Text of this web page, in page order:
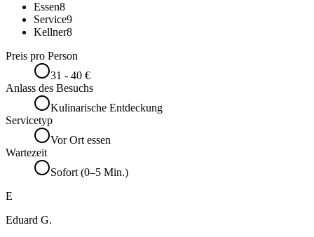
Essen8
Service9
Kellner8
Preis pro Person
31 - 40 €
Anlass des Besuchs
Kulinarische Entdeckung
Servicetyp
Vor Ort essen
Wartezeit
Sofort (0–5 Min.)
E
Eduard G.